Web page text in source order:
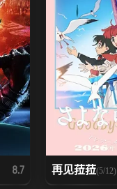
8.7 再见菈菈(5/12)